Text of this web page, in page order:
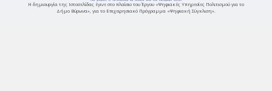
Η δημιουργία της Ιστοσελίδας έγινε στο πλαίσιο του Έργου «Ψηφιακές Υπηρεσίες Πολιτισμού για το
Δήμο Βύρωνα», για το Επιχειρησιακό Πρόγραμμα «Ψηφιακή Σύγκλιση».